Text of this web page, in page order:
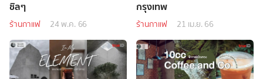
ชิลๆ
ร้านกาแฟ 24 พ.ค. 66
กรุงเทพ
ร้านกาแฟ 21 เม.ย. 66